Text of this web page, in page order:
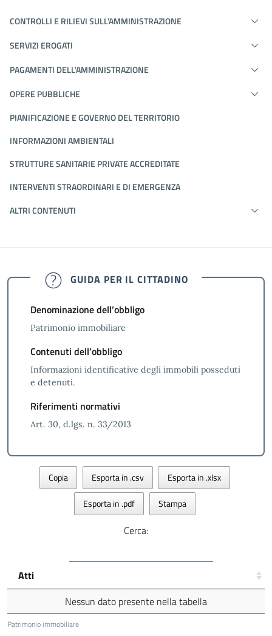
CONTROLLI E RILIEVI SULL'AMMINISTRAZIONE
SERVIZI EROGATI
PAGAMENTI DELL'AMMINISTRAZIONE
OPERE PUBBLICHE
PIANIFICAZIONE E GOVERNO DEL TERRITORIO
INFORMAZIONI AMBIENTALI
STRUTTURE SANITARIE PRIVATE ACCREDITATE
INTERVENTI STRAORDINARI E DI EMERGENZA
ALTRI CONTENUTI
GUIDA PER IL CITTADINO
Denominazione dell’obbligo
Patrimonio immobiliare
Contenuti dell’obbligo
Informazioni identificative degli immobili posseduti
e detenuti.
Riferimenti normativi
Art. 30, d.lgs. n. 33/2013
Copia Esporta in .csv Esporta in .xlsx
Esporta in .pdf Stampa
Cerca:
Patrimonio immobiliare
Atti
Nessun dato presente nella tabella